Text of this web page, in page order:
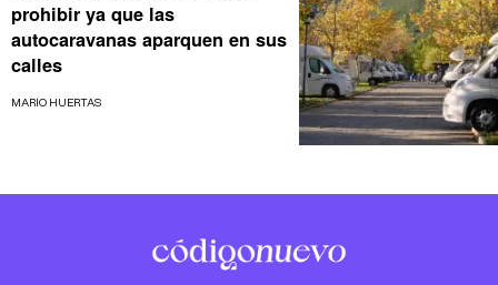
prohibir ya que las
autocaravanas aparquen en sus
calles
MARIO HUERTAS